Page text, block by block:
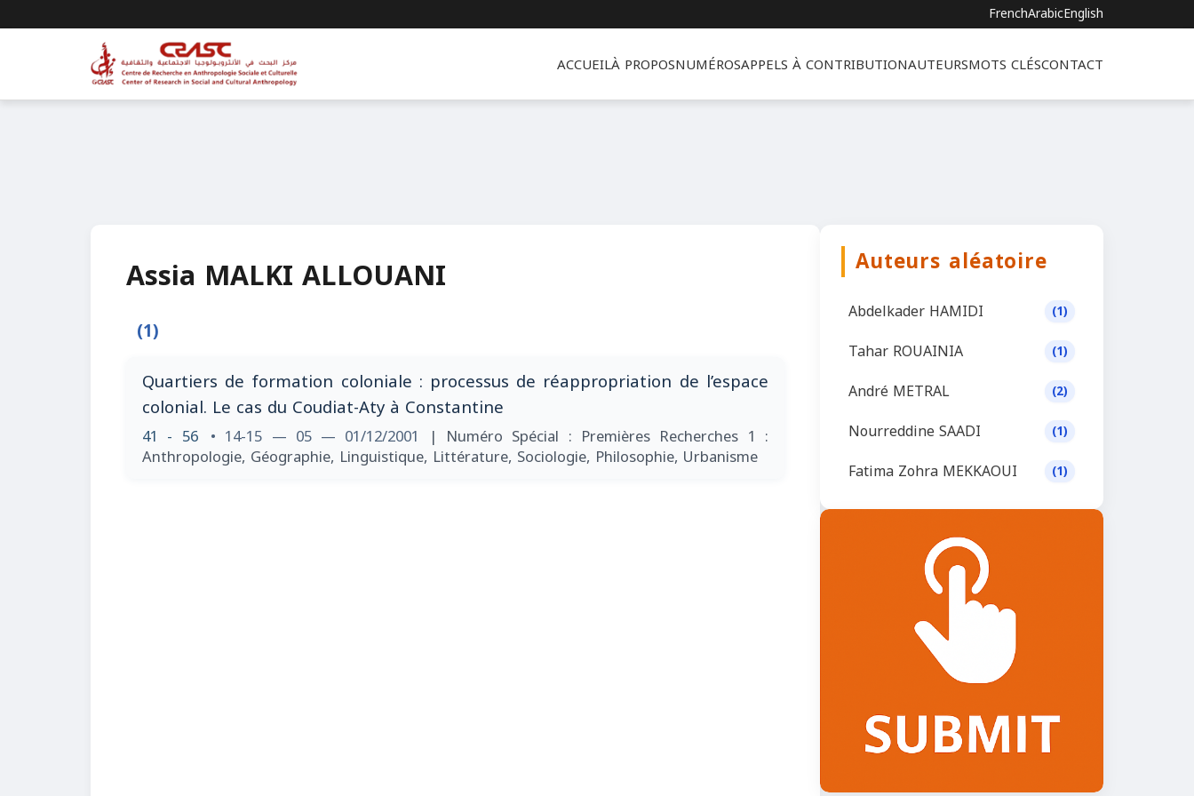
FrenchArabicEnglish
ACCUEILÀ PROPOSNUMÉROSAPPELS À CONTRIBUTIONAUTEURSMOTS CLÉSCONTACT
Assia MALKI ALLOUANI
(1)
Quartiers de formation coloniale : processus de réappropriation de l’espace
colonial. Le cas du Coudiat-Aty à Constantine
41 - 56 • 14-15 — 05 — 01/12/2001 | Numéro Spécial : Premières Recherches 1 :
Anthropologie, Géographie, Linguistique, Littérature, Sociologie, Philosophie, Urbanisme
Auteurs aléatoire
Abdelkader HAMIDI (1)
Tahar ROUAINIA (1)
André METRAL (2)
Nourreddine SAADI (1)
Fatima Zohra MEKKAOUI (1)